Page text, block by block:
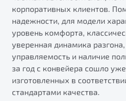
Обзор В наличии
X70
Подробно
Автомобили в наличии
Тест-драйв
Автокредит
Спецпредложения
Будьте еще более уверены на
"Помощь на дорогах"
Преимущества программы
корпоративных клиентов.
надежности, для модели
уровень комфорта,
уверенная динамика
управляемость и наличие
за год с конвейера сошло
изготовленных в
стандартами качества.